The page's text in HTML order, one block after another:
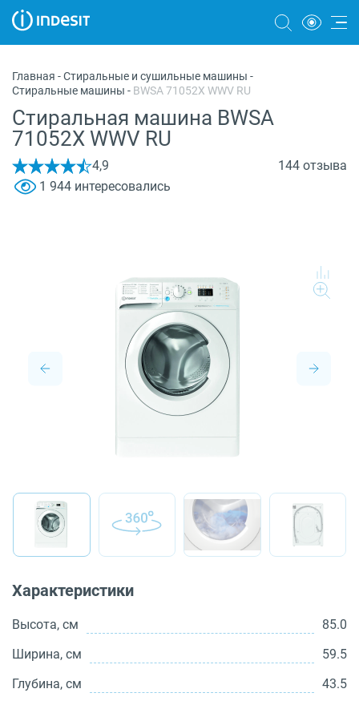
Морозильные камеры
Стиральные и сушильные машины
Посудомоечные машины
Плиты
Микроволновые печи
О бренде
Главная -Стиральные и сушильные машины -
Стиральные машины - BWSA 71052X WWV RU
Стиральная машина BWSA
71052X WWV RU
4,9
144 отзыва
1 944 интересовались
Характеристики
Высота, см
85.0
Ширина, см
59.5
Глубина, см
43.5